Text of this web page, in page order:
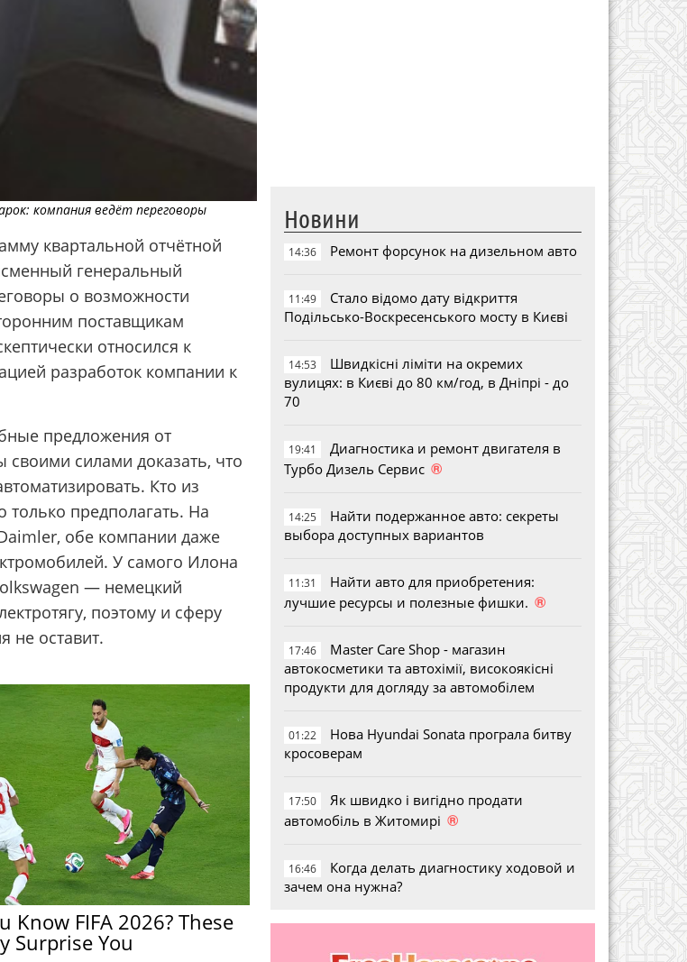
компания ведёт переговоры
квартальной отчётной
генеральный
о возможности
поставщикам
относился к
разработок компании к
предложения от
силами доказать, что
Кто из
только предполагать. На
обе компании даже
У самого Илона
— немецкий
поэтому и сферу
не оставит.
Know FIFA 2026? These
Surprise You
Новини
14:36 Ремонт форсунок на дизельном авто
11:49
Стало відомо дату відкриття
Подільсько-Воскресенського мосту в Києві
14:53
Швидкісні ліміти на окремих
вулицях: в Києві до 80 км/год, в Дніпрі - до
70
19:41
Диагностика и ремонт двигателя в
Турбо Дизель Сервис ®
14:25
Найти подержанное авто: секреты
выбора доступных вариантов
11:31
Найти авто для приобретения:
лучшие ресурсы и полезные фишки. ®
17:46
Master Care Shop - магазин
автокосметики та автохімії, високоякісні
продукти для догляду за автомобілем
01:22
Нова Hyundai Sonata програла битву
кросоверам
17:50
Як швидко і вигідно продати
автомобіль в Житомирі ®
16:46
Когда делать диагностику ходовой и
зачем она нужна?